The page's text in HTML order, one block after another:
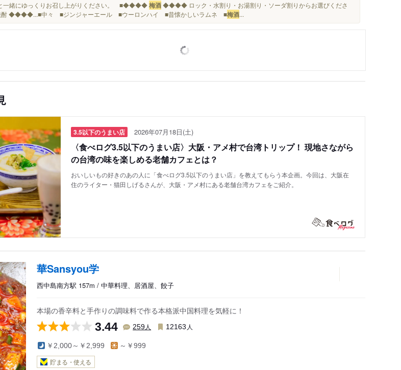
一緒にゆっくりお召し上がりください。 ■◆◆◆◆梅酒◆◆◆◆ ロック・水割り・お湯割り・ソーダ割りからお選びくださ
◆◆◆◆...■中々 ■ジンジャーエール ■ウーロンハイ ■昔懐かしいラムネ ■梅酒...
3.5以下のうまい店 2026年07月18日(土)
〈食べログ3.5以下のうまい店〉大阪・アメ村で台湾トリップ！ 現地さながら
の台湾の味を楽しめる老舗カフェとは？
おいしいもの好きのあの人に「食べログ3.5以下のうまい店」を教えてもらう本企画。今回は、大阪在
住のライター・猫田しげるさんが、大阪・アメ村にある老舗台湾カフェをご紹介。
華Sansyou学
西中島南方駅 157m / 中華料理、居酒屋、餃子
本場の香辛料と手作りの調味料で作る本格派中国料理を気軽に！
3.44 259人 12163 人
￥2,000～￥2,999 ～￥999
貯まる・使える